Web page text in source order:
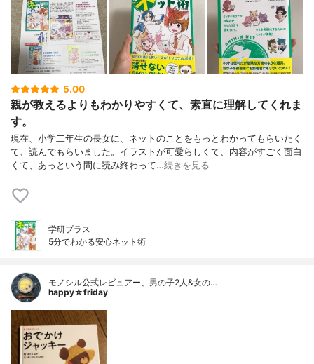
5.00
親が教えるよりもわかりやすくて、素直に理解してくれま
す。
現在、小学二年生の長女に、ネットのことをもっとわかってもらいたく
て、読んでもらいました。イラストが可愛らしくて、内容がすごく面白
くて、あっという間に読み終わって…続きを見る
学研プラス
5分でわかる安心ネット術
モノシル公式レビュアー、男の子2人&女の…
happy☆friday